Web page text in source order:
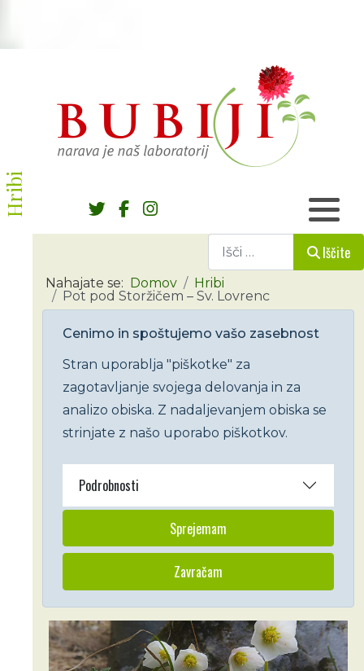
Hribi
Iščite
Nahajate se: Domov
Hribi
Pot pod Storžičem – Sv. Lovrenc
Cenimo in spoštujemo vašo zasebnost
Stran uporablja "piškotke" za
zagotavljanje svojega delovanja in za
analizo obiska. Z nadaljevanjem obiska se
strinjate z našo uporabo piškotkov.
Podrobnosti
Sprejemam
Zavračam